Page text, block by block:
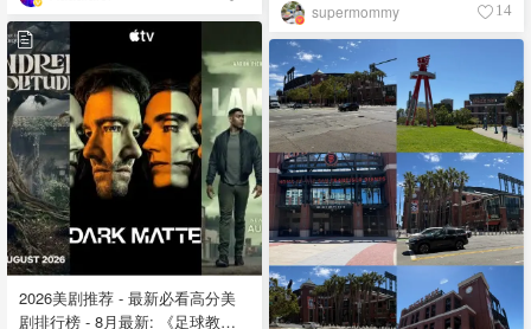
supermommy 14
2026美剧推荐 - 最新必看高分美
剧排行榜 - 8月最新: 《​​足球教练